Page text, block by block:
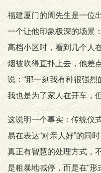
福建厦门的周先生是一位
一个让他印象极深的场景
高档小区时，看到几个人
烟被吹得直扑上去，他差
说：“那一刻我有种很强
我也是为了家人在开车，
这说明一个事实：传统仪
易在表达“对亲人好”的同
真正有智慧的处理方式，
是粗暴地喊停，而是在“